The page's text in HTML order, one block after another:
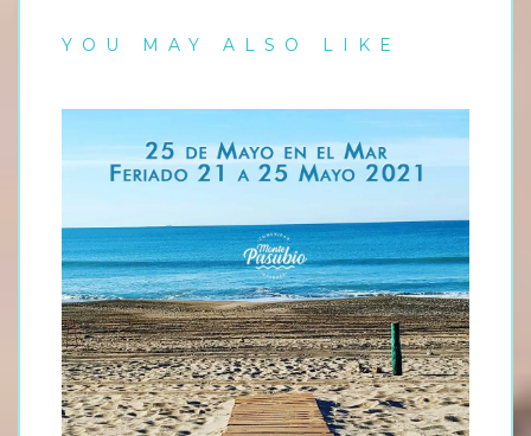
YOU MAY ALSO LIKE